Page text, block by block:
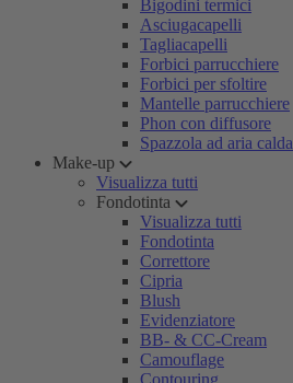
Bigodini termici
Asciugacapelli
Tagliacapelli
Forbici parrucchiere
Forbici per sfoltire
Mantelle parrucchiere
Phon con diffusore
Spazzola ad aria calda
Make-up
Visualizza tutti
Fondotinta
Visualizza tutti
Fondotinta
Correttore
Cipria
Blush
Evidenziatore
BB- & CC-Cream
Camouflage
Contouring